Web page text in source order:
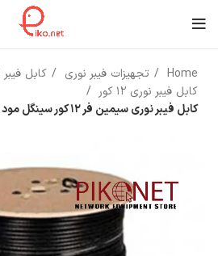
Home تجهیزات فیبر نوری
کابل
کابل فیبر نوری 12 کور
کابل فیبر نوری سیمین فر 12 کور سینگل مود OFAC